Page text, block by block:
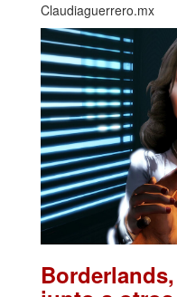
Claudiaguerrero.mx